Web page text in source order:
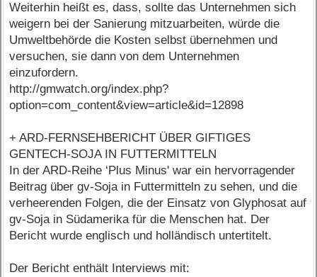
Weiterhin heißt es, dass, sollte das Unternehmen sich
weigern bei der Sanierung mitzuarbeiten, würde die
Umweltbehörde die Kosten selbst übernehmen und
versuchen, sie dann von dem Unternehmen
einzufordern.
http://gmwatch.org/index.php?
option=com_content&view=article&id=12898
+ ARD-FERNSEHBERICHT ÜBER GIFTIGES
GENTECH-SOJA IN FUTTERMITTELN
In der ARD-Reihe ‘Plus Minus' war ein hervorragender
Beitrag über gv-Soja in Futtermitteln zu sehen, und die
verheerenden Folgen, die der Einsatz von Glyphosat auf
gv-Soja in Südamerika für die Menschen hat. Der
Bericht wurde englisch und holländisch untertitelt.
Der Bericht enthält Interviews mit: